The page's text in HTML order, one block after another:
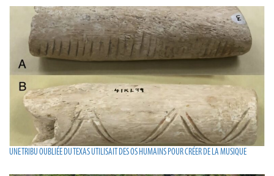
UNE TRIBU OUBLIÉE DU TEXAS UTILISAIT DES OS HUMAINS POUR CRÉER DE LA MUSIQUE